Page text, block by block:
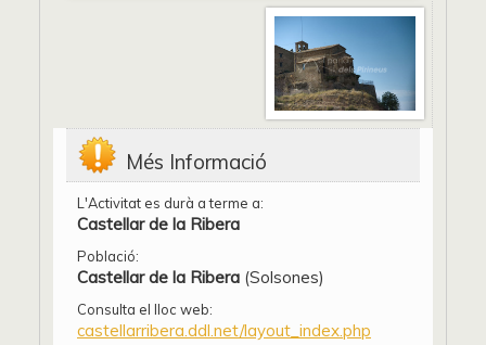
Més Informació
L'Activitat es durà a terme a:
Castellar de la Ribera
Població:
Castellar de la Ribera (Solsones)
Consulta el lloc web:
castellarribera.ddl.net/layout_index.php